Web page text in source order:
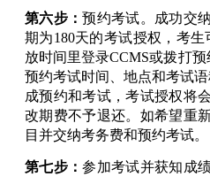
第六步：预约考试。成功交
期为180天的考试授权，考
放时间里登录CCMS或拨打预
预约考试时间、地点和考试
成预约和考试，考试授权将
改期费不予退还。如希望重
目并交纳考务费和预约考试。
第七步：参加考试并获知成